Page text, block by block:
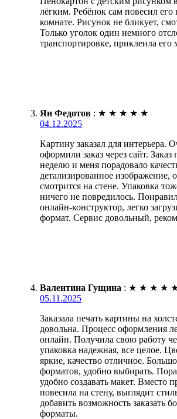
лёгким. Ребёнок сам повесил его
комнате. Рисунок не бликует,
Только уголок один немного
транспортировке, приклеила его
Ян Федотов : ★ ★ ★ ★ ★
04.12.2025
Картину заказал для интерьера.
оформили заказ через сайт. Заказ
неделю и меня порадовало
детализированное изображение,
смотрится на стене. Упаковка
ничего не повредилось.
онлайн-конструктор, легко
формат. Сервис довольный,
Валентина Гущина : ★ ★ ★ ★
05.11.2025
Заказала печать картины на
довольна. Процесс оформления
онлайн. Получила свою работу
упаковка надежная, все целое.
яркие, качество отличное.
форматов, удобно выбирать.
удобно создавать макет. Вместо
повесила на стену, выглядит
добавить возможность заказать
форматы.